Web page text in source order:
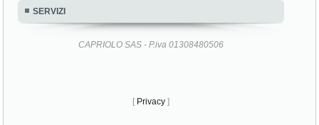
SERVIZI
CAPRIOLO SAS - P.iva 01308480506
[ Privacy ]